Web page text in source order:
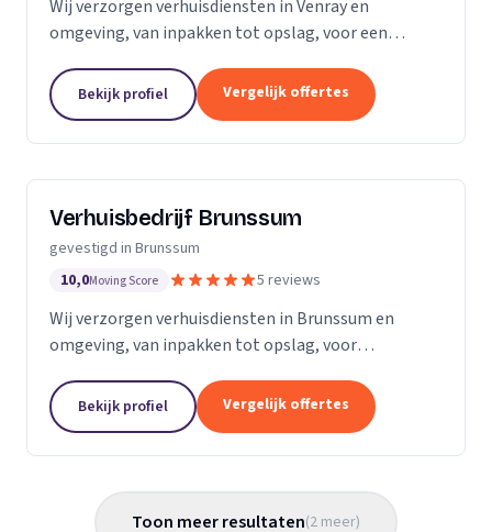
Wij verzorgen verhuisdiensten in Venray en
omgeving, van inpakken tot opslag, voor een
Bekijk profiel Vergelijk offertes
Verhuisbedrijf Brunssum
gevestigd in Brunssum
10,0Moving Score 5 reviews
Wij verzorgen verhuisdiensten in Brunssum en
omgeving, van inpakken tot opslag, voor
Bekijk profiel Vergelijk offertes
Toon meer resultaten(2 meer)